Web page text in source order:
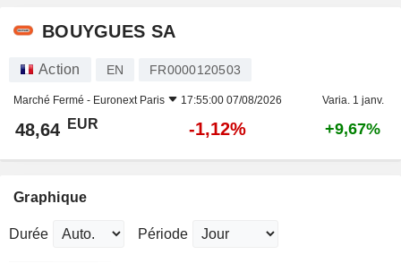
BOUYGUES SA
Action EN FR0000120503
Marché Fermé - Euronext Paris 17:55:00 07/08/2026 Varia. 1 janv.
48,64 EUR -1,12% +9,67%
Graphique
Durée Période